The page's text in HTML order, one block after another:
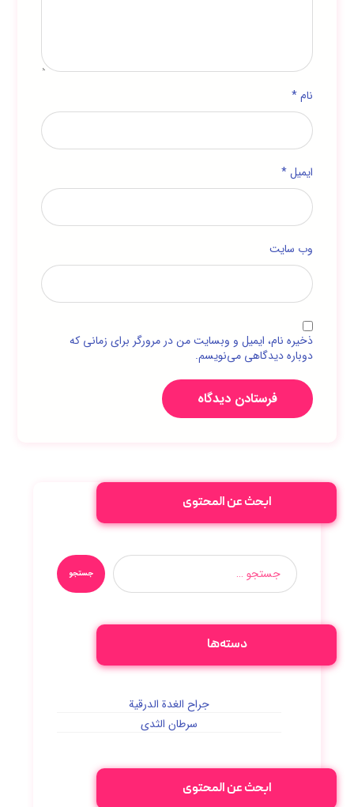
نام*
ایمیل*
وب‌ سایت
ذخیره نام، ایمیل و وبسایت من در مرورگر برای زمانی که
دوباره دیدگاهی می‌نویسم.
فرستادن دیدگاه
ابحث عن المحتوى
جستجو
دسته‌ها
جراح الغدة الدرقية
سرطان الثدي
ابحث عن المحتوى